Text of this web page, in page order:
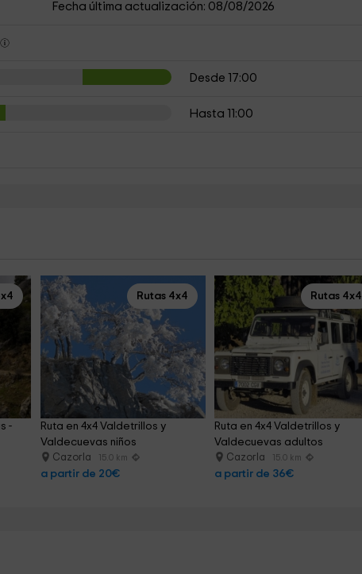
Fecha última actualización: 08/08/2026
Desde 17:00
Hasta 11:00
-
Rutas 4x4
Ruta en 4x4 Valdetrillos y
Valdecuevas niños
Cazorla 15.0 km
a partir de 20€
Rutas 4x4
Ruta en 4x4 Valdetrillos y
Valdecuevas adultos
Cazorla 15.0 km
a partir de 36€